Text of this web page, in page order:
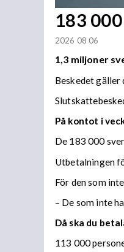
183
2026 08 06
1,3 miljoner
Beskedet gäller
På kontot i
De 183 000
Utbetalningen
För den som
– De som inte
Då ska du
113 000